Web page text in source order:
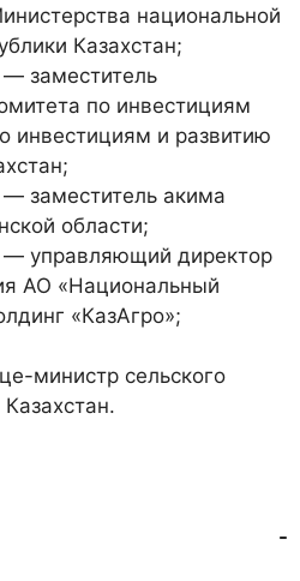
национальной
Казахстан;
заместитель
по инвестициям
инвестициям и развитию
заместитель акима
области;
— управляющий директор
АО «Национальный
«КазАгро»;
министр сельского
-